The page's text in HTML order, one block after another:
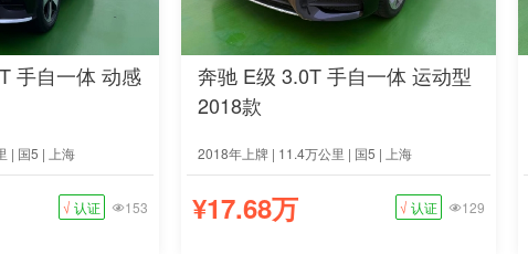
手自一体 动感
| 国5 | 上海
√ 认证 153
奔驰 E级 3.0T 手自一体 运动型
2018款
2018年上牌 | 11.4万公里 | 国5 | 上海
¥17.68万 √ 认证 129